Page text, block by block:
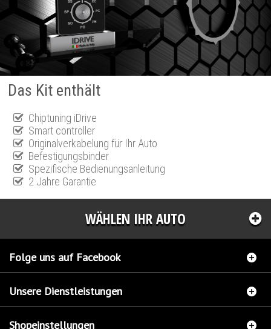
Das Kit enthält
Chiptuning iDrive
Smart controller
Originalverkabelung für Ihr Auto
Befestigungsbinder
Spezifische Bedienungsanleitung
2 Jahre Garantie
WÄHLEN IHR AUTO
Folge uns auf Facebook
Unsere Dienstleistungen
Shopeinstellungen